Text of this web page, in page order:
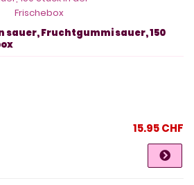
Fruchtgummi sauer, 150
15.95 CHF